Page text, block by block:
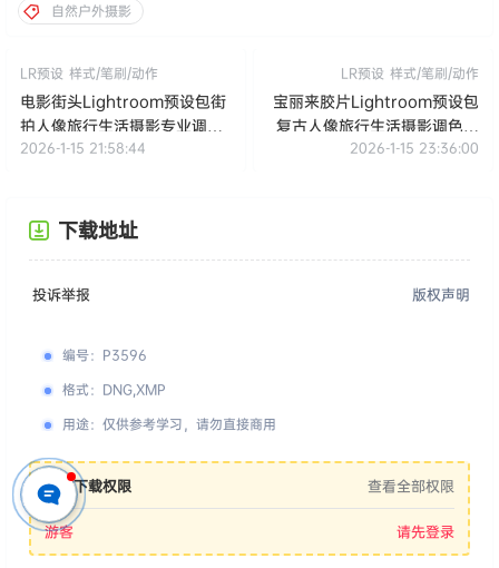
自然户外摄影
LR预设 样式/笔刷/动作
电影街头Lightroom预设包街
拍人像旅行生活摄影专业调色
滤镜 Cinematic Street
2026-1-15 21:58:44
LR预设 样式/笔刷/动作
宝丽来胶片Lightroom预设包
复古人像旅行生活摄影调色滤
镜 Instant Film Lightroom
2026-1-15 23:36:00
下载地址
投诉举报 版权声明
编号： P3596
格式： DNG,XMP
用途： 仅供参考学习，请勿直接商用
您的下载权限 查看全部权限
游客 请先登录